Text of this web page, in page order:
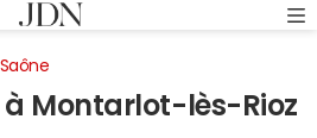
à Montarlot-lès-Rioz